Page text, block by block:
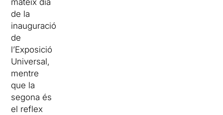
de la
inauguració
de
l’Exposició
Universal,
mentre
que la
segona és
el reflex